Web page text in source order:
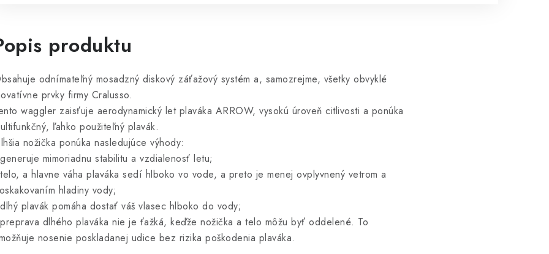
produktu
odnímateľný mosadzný diskový záťažový systém a, samozrejme, všetky obvyklé
prvky firmy Cralusso.
waggler zaisťuje aerodynamický let plaváka ARROW, vysokú úroveň citlivosti a ponúka
ľahko použiteľný plavák.
nožička ponúka nasledujúce výhody:
mimoriadnu stabilitu a vzdialenosť letu;
a hlavne váha plaváka sedí hlboko vo vode, a preto je menej ovplyvnený vetrom a
hladiny vody;
plavák pomáha dostať váš vlasec hlboko do vody;
dlhého plaváka nie je ťažká, keďže nožička a telo môžu byť oddelené. To
nosenie poskladanej udice bez rizika poškodenia plaváka.